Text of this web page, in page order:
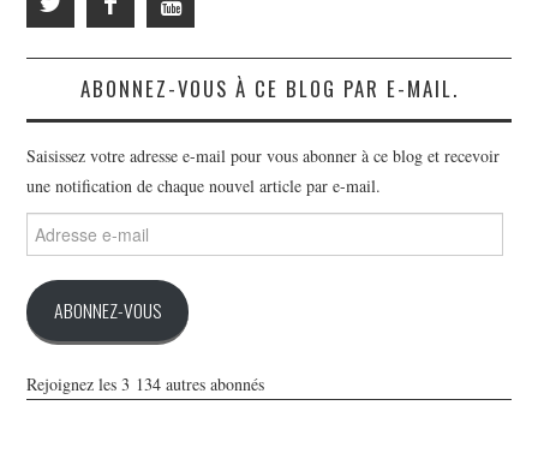
ABONNEZ-VOUS À CE BLOG PAR E-MAIL.
Saisissez votre adresse e-mail pour vous abonner à ce blog et recevoir
une notification de chaque nouvel article par e-mail.
e-
ABONNEZ-VOUS
Rejoignez les 3 134 autres abonnés